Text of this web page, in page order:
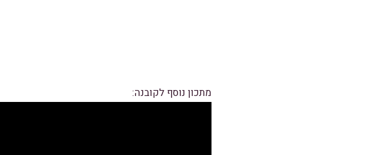
מתכון נוסף לקובנה: